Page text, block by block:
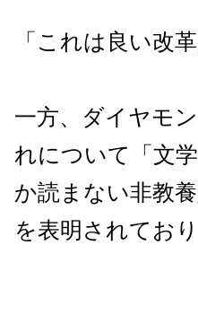
「これは良い改
一方、ダイヤモ
れについて「文
か読まない非教
を表明されており